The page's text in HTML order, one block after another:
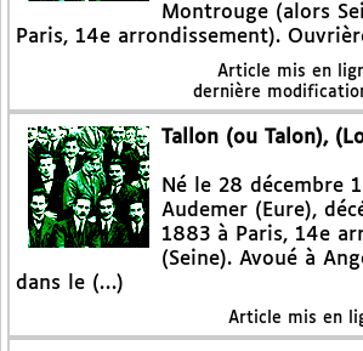
Montrouge (alors
Paris, 14e arrondissement).
Article mis en
dernière
Tallon (ou Talon),
Né le 28 décembre
Audemer (Eure),
1883 à Paris, 14e
(Seine). Avoué à
dans le (…)
Article mis en